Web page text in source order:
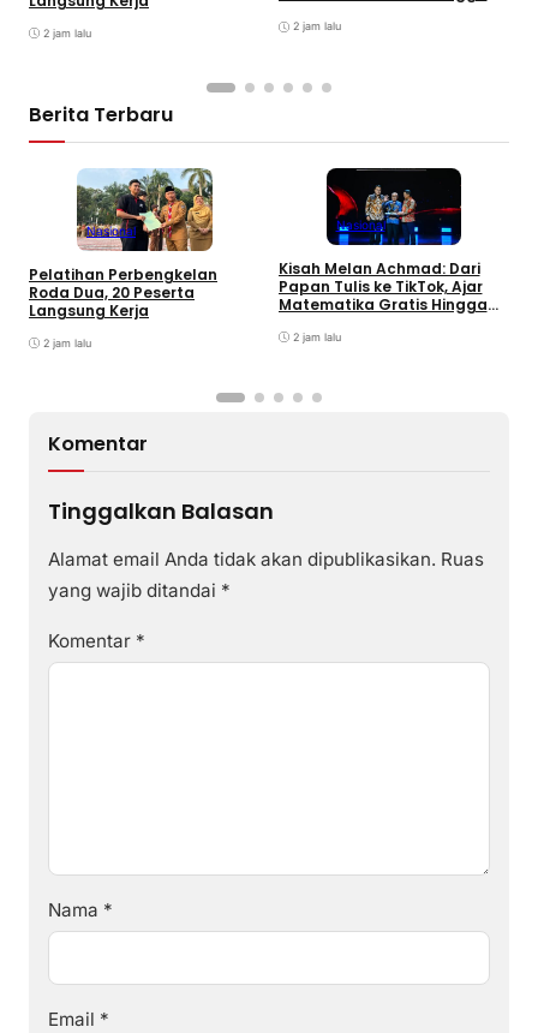
2 jam lalu
2 jam lalu
Berita Terbaru
Nasional
Pelatihan Perbengkelan
Roda Dua, 20 Peserta
Langsung Kerja
2 jam lalu
Nasional
Kisah Melan Achmad: Dari
Papan Tulis ke TikTok, Ajar
Matematika Gratis Hingga
2 jam lalu
Komentar
Tinggalkan Balasan
Alamat email Anda tidak akan dipublikasikan. Ruas
yang wajib ditandai *
Komentar *
Nama *
Email *